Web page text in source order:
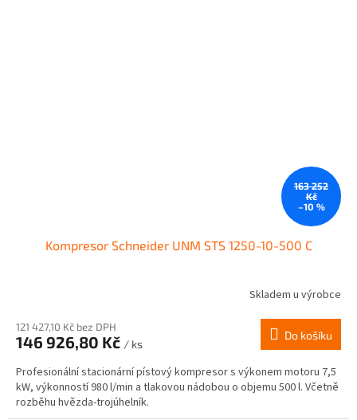
163 252
Kč
–10 %
Kompresor Schneider UNM STS 1250-10-500 C
Skladem u výrobce
121 427,10 Kč bez DPH
146 926,80 Kč / ks
Do košíku
Profesionální stacionární pístový kompresor s výkonem motoru 7,5
kW, výkonností 980 l/min a tlakovou nádobou o objemu 500 l. Včetně
rozběhu hvězda-trojúhelník.